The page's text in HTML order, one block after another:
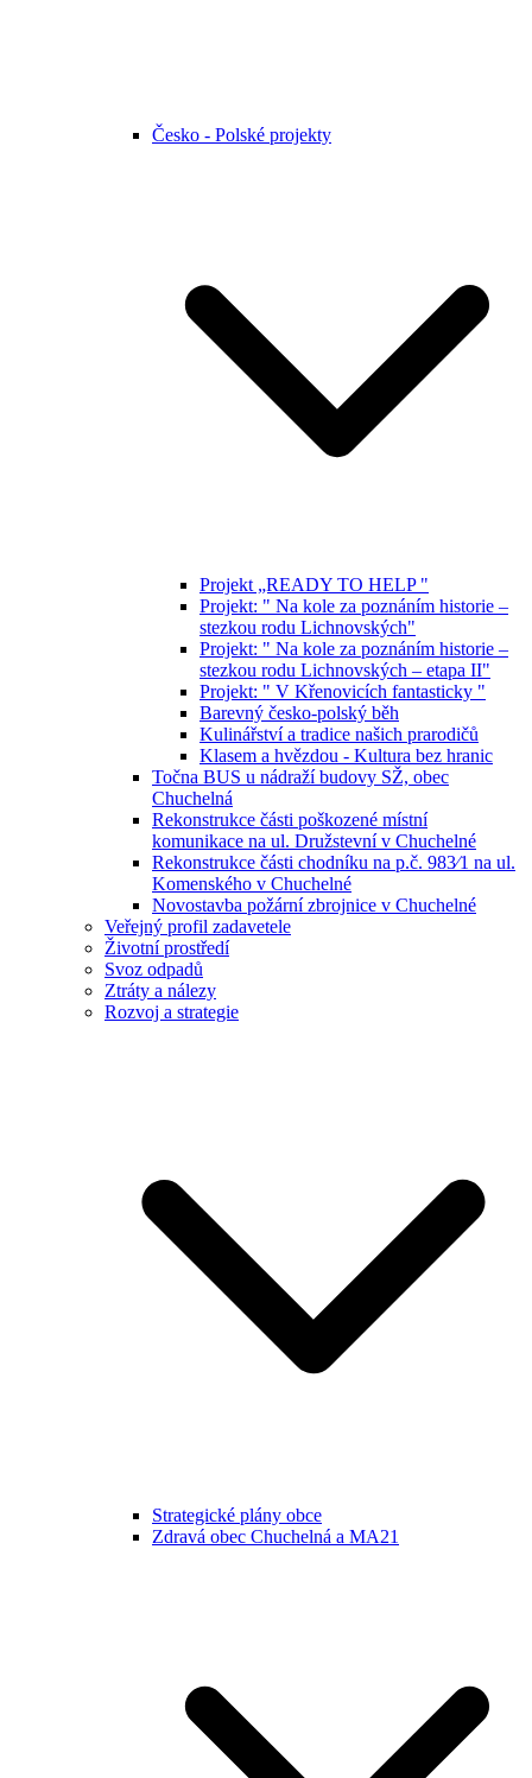
Česko - Polské projekty
Projekt „READY TO HELP "
Projekt: " Na kole za poznáním historie –
stezkou rodu Lichnovských"
Projekt: " Na kole za poznáním historie –
stezkou rodu Lichnovských – etapa II"
Projekt: " V Křenovicích fantasticky "
Barevný česko-polský běh
Kulinářství a tradice našich prarodičů
Klasem a hvězdou - Kultura bez hranic
Točna BUS u nádraží budovy SŽ, obec
Chuchelná
Rekonstrukce části poškozené místní
komunikace na ul. Družstevní v Chuchelné
Rekonstrukce části chodníku na p.č. 983⁄1 na ul.
Komenského v Chuchelné
Novostavba požární zbrojnice v Chuchelné
Veřejný profil zadavetele
Životní prostředí
Svoz odpadů
Ztráty a nálezy
Rozvoj a strategie
Strategické plány obce
Zdravá obec Chuchelná a MA21